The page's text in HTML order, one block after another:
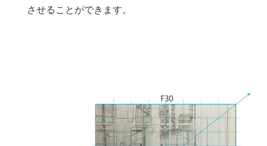
させることができます。